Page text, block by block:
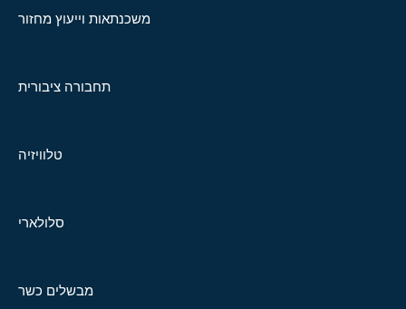
משכנתאות וייעוץ מחזור
תחבורה ציבורית
טלוויזיה
סלולארי
מבשלים כשר